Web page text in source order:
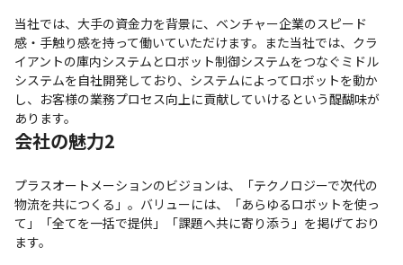
当社では、大手の資金力を背景に、ベンチャー企業のスピード
感・手触り感を持って働いていただけます。また当社では、クラ
イアントの庫内システムとロボット制御システムをつなぐミドル
システムを自社開発しており、システムによってロボットを動か
し、お客様の業務プロセス向上に貢献していけるという醍醐味が
あります。
会社の魅力2
プラスオートメーションのビジョンは、「テクノロジーで次代の
物流を共につくる」。バリューには、「あらゆるロボットを使っ
て」「全てを一括で提供」「課題へ共に寄り添う」を掲げており
ます。